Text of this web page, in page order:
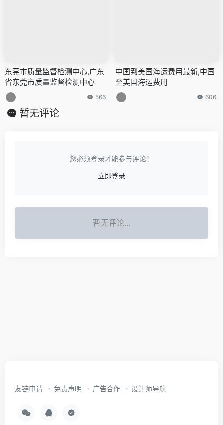
东莞市质量监督检测中心,广东
省东莞市质量监督检测中心
566
中国到美国海运费用最新,中国
至美国海运费用
606
暂无评论
您必须登录才能参与评论！
立即登录
暂无评论...
友链申请 免责声明 广告合作 设计师导航